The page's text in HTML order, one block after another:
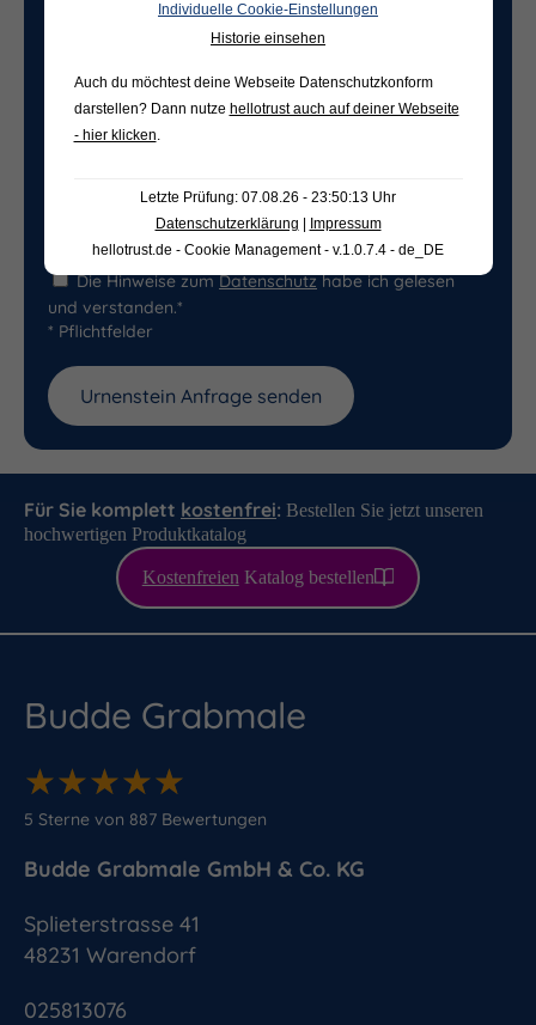
Die Hinweise zumDatenschutzhabe ich gelesen
und verstanden.*
* Pflichtfelder
Für Sie komplett kostenfrei: Bestellen Sie jetzt unseren
hochwertigen Produktkatalog
Kostenfreien Katalog bestellen
Budde Grabmale
★★★★★
★★★★★
5 Sterne von 887 Bewertungen
Budde Grabmale GmbH & Co. KG
025813076
Splieterstrasse 41
48231 Warendorf
Individuelle Cookie-Einstellungen
Historie einsehen
Auch du möchtest deine Webseite Datenschutzkonform
darstellen? Dann nutze hellotrust auch auf deiner Webseite
- hier klicken.
Letzte Prüfung: 07.08.26 - 23:50:13 Uhr
Datenschutzerklärung
Impressum
hellotrust.de - Cookie Management - v.1.0.7.4 - de_DE